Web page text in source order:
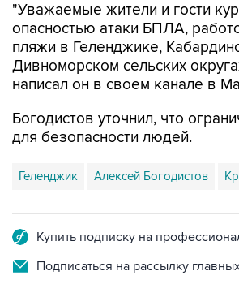
"Уважаемые жители и гости
опасностью атаки БПЛА,
пляжи в Геленджике,
Дивноморском сельских
написал он в своем канале в
Богодистов уточнил, что
для безопасности людей.
Геленджик Алексей Богодистов
Купить подписку на
Подписаться на рассылку